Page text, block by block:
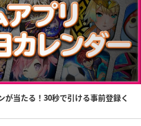
当たる！30秒で引ける事前登録く